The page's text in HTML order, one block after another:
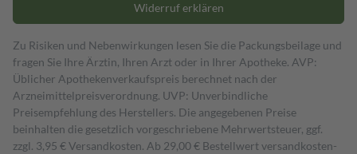
Widerruf erklären
Zu Risiken und Nebenwirkungen lesen Sie die Packungsbeilage und
fragen Sie Ihre Ärztin, Ihren Arzt oder in Ihrer Apotheke. AVP:
Üblicher Apothekenverkaufspreis berechnet nach der
Arzneimittelpreisverordnung. UVP: Unverbindliche
Preisempfehlung des Herstellers. Die angegebenen Preise
beinhalten die gesetzlich vorgeschriebene Mehrwertsteuer, ggf.
zzgl. 3,95 € Versandkosten. Ab 29,00 € Bestell­wert versand­kosten­